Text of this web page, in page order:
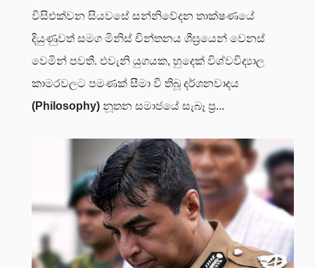
විසිඑක්වන සියවසේ සන්නිවේදන තාක්ෂණයේ
දියුණුවත් සමග මිනිස් චින්තනය ශීඝ්‍රයෙන් වෙනස්
වෙමින් පවතී. එවැනි යුගයක, හුදෙක් විශ්වවිද්‍යාල
කාමරවලට පමණක් සීමා වී තිබූ දර්ශනවාදය
(Philosophy) නූතන සමාජයේ සැබෑ ප්‍ර...